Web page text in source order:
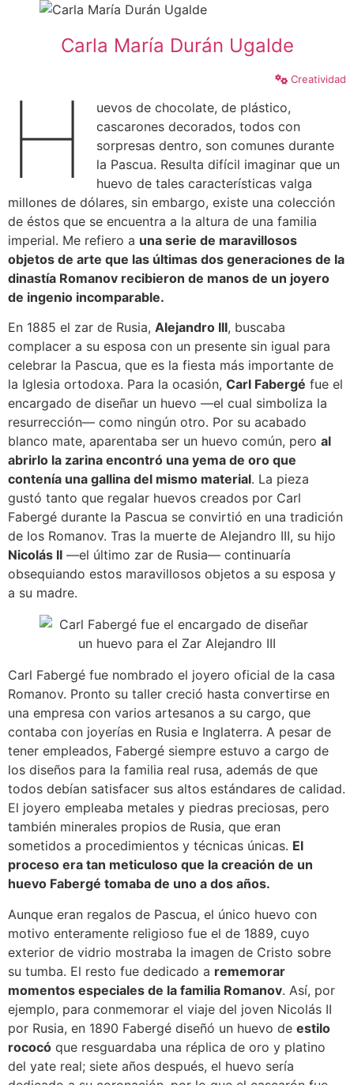
Carla María Durán Ugalde
Creatividad
H
uevos de chocolate, de plástico,
cascarones decorados, todos con
sorpresas dentro, son comunes durante
la Pascua. Resulta difícil imaginar que un
huevo de tales características valga
millones de dólares, sin embargo, existe una colección
de éstos que se encuentra a la altura de una familia
imperial. Me refiero a una serie de maravillosos
objetos de arte que las últimas dos generaciones de la
dinastía Romanov recibieron de manos de un joyero
de ingenio incomparable.
En 1885 el zar de Rusia, Alejandro III, buscaba
complacer a su esposa con un presente sin igual para
celebrar la Pascua, que es la fiesta más importante de
la Iglesia ortodoxa. Para la ocasión, Carl Fabergé fue el
encargado de diseñar un huevo —el cual simboliza la
resurrección— como ningún otro. Por su acabado
blanco mate, aparentaba ser un huevo común, pero al
abrirlo la zarina encontró una yema de oro que
contenía una gallina del mismo material. La pieza
gustó tanto que regalar huevos creados por Carl
Fabergé durante la Pascua se convirtió en una tradición
de los Romanov. Tras la muerte de Alejandro III, su hijo
Nicolás II —el último zar de Rusia— continuaría
obsequiando estos maravillosos objetos a su esposa y
a su madre.
Carl Fabergé fue nombrado el joyero oficial de la casa
Romanov. Pronto su taller creció hasta convertirse en
una empresa con varios artesanos a su cargo, que
contaba con joyerías en Rusia e Inglaterra. A pesar de
tener empleados, Fabergé siempre estuvo a cargo de
los diseños para la familia real rusa, además de que
todos debían satisfacer sus altos estándares de calidad.
El joyero empleaba metales y piedras preciosas, pero
también minerales propios de Rusia, que eran
sometidos a procedimientos y técnicas únicas. El
proceso era tan meticuloso que la creación de un
huevo Fabergé tomaba de uno a dos años.
Aunque eran regalos de Pascua, el único huevo con
motivo enteramente religioso fue el de 1889, cuyo
exterior de vidrio mostraba la imagen de Cristo sobre
su tumba. El resto fue dedicado a rememorar
momentos especiales de la familia Romanov. Así, por
ejemplo, para conmemorar el viaje del joven Nicolás II
por Rusia, en 1890 Fabergé diseñó un huevo de estilo
rococó que resguardaba una réplica de oro y platino
del yate real; siete años después, el huevo sería